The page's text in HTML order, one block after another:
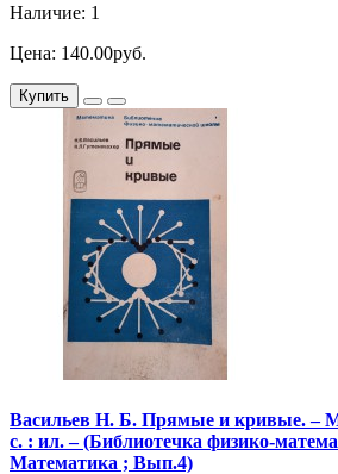
Наличие: 1
Цена: 140.00руб.
Купить
Васильев Н. Б. Прямые и кривые. –
с. : ил. – (Библиотечка физико-
Математика ; Вып.4)